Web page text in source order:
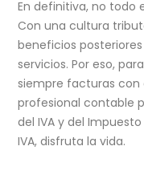
En definitiva, no todo
Con una cultura
beneficios
servicios. Por eso,
siempre facturas con
profesional contable
del IVA y del
IVA, disfruta la vida.